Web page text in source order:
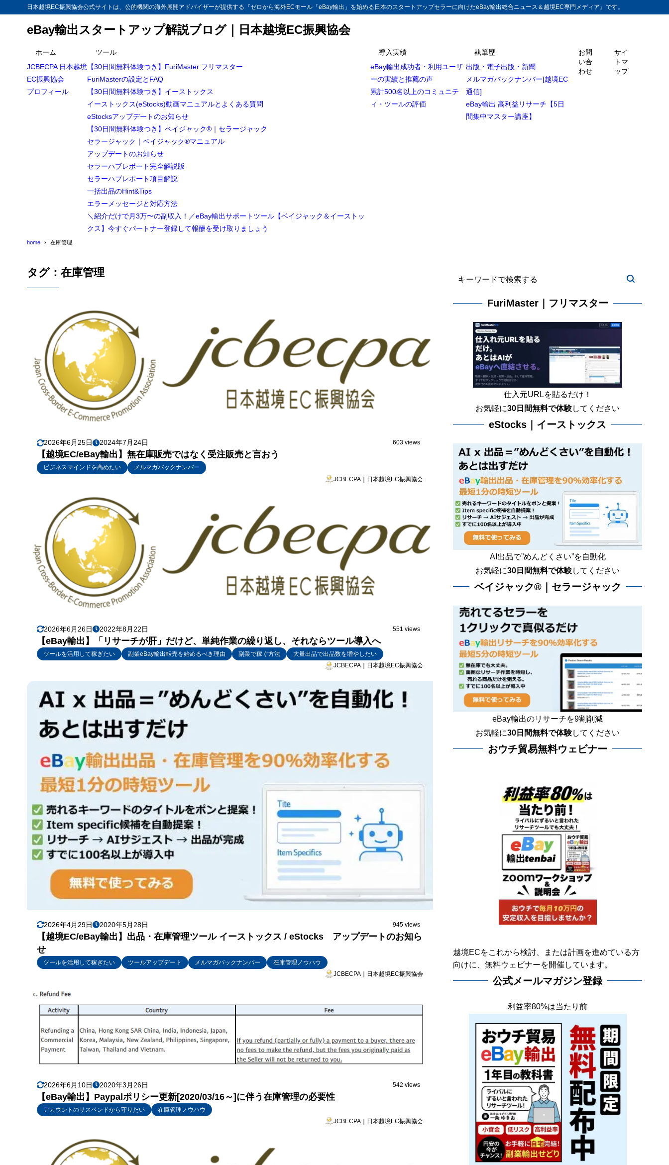
日本越境EC振興協会公式サイトは、公的機関の海外展開アドバイザーが提供する『ゼロから海外ECモール「eBay輸出」を始める日本のスタートアップセラーに向けたeBay輸出総合ニュース＆越境EC専門メディア』です。
eBay輸出スタートアップ解説ブログ｜日本越境EC振興協会
ホーム
JCBECPA 日本越境
EC振興協会
プロフィール
ツール
【30日間無料体験つき】FuriMaster フリマスター
FuriMasterの設定とFAQ
【30日間無料体験つき】イーストックス
イーストックス(eStocks)動画マニュアルとよくある質問
eStocksアップデートのお知らせ
【30日間無料体験つき】ベイジャック®｜セラージャック
セラージャック｜ベイジャック®マニュアル
アップデートのお知らせ
セラーハブレポート完全解説版
セラーハブレポート項目解説
一括出品のHint&Tips
エラーメッセージと対応方法
＼紹介だけで月3万〜の副収入！／eBay輸出サポートツール【ベイジャック＆イーストッ
クス】今すぐパートナー登録して報酬を受け取りましょう
導入実績
eBay輸出成功者・利用ユーザ
ーの実績と推薦の声
累計500名以上のコミュニテ
ィ・ツールの評価
執筆歴
出版・電子出版・新聞
メルマガバックナンバー[越境EC
通信]
eBay輸出 高利益リサーチ【5日
間集中マスター講座】
お問
い合
わせ
サイ
トマ
ップ
home 在庫管理
タグ：在庫管理
2026年6月25日 2024年7月24日 603 views
【越境EC/eBay輸出】無在庫販売ではなく受注販売と言おう
ビジネスマインドを高めたい
メルマガバックナンバー
JCBECPA｜日本越境EC振興協会
2026年6月26日 2022年8月22日 551 views
【eBay輸出】「リサーチが肝」だけど、単純作業の繰り返し、それならツール導入へ
ツールを活用して稼ぎたい 副業eBay輸出転売を始めるべき理由 副業で稼ぐ方法
大量出品で出品数を増やしたい
JCBECPA｜日本越境EC振興協会
2026年4月29日 2020年5月28日 945 views
【越境EC/eBay輸出】出品・在庫管理ツール イーストックス / eStocks アップデートのお知ら
せ
ツールを活用して稼ぎたい ツールアップデート メルマガバックナンバー
在庫管理ノウハウ
JCBECPA｜日本越境EC振興協会
2026年6月10日 2020年3月26日 542 views
【eBay輸出】Paypalポリシー更新[2020/03/16～]に伴う在庫管理の必要性
アカウントのサスペンドから守りたい
在庫管理ノウハウ
JCBECPA｜日本越境EC振興協会
FuriMaster｜フリマスター
仕入元URLを貼るだけ！
お気軽に30日間無料で体験してください
eStocks｜イーストックス
AI出品で”めんどくさい”を自動化
お気軽に30日間無料で体験してください
ベイジャック®｜セラージャック
eBay輸出のリサーチを9割削減
お気軽に30日間無料で体験してください
おウチ貿易無料ウェビナー
越境ECをこれから検討、または計画を進めている方
向けに、無料ウェビナーを開催しています。
公式メールマガジン登録
利益率80%は当たり前